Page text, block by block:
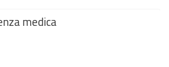
medica